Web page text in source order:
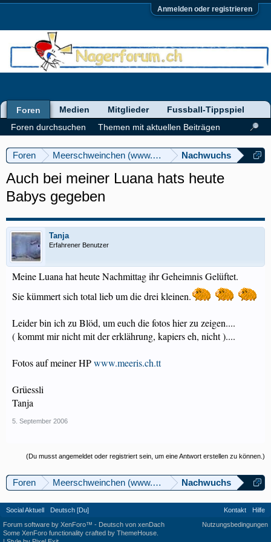
Anmelden oder registrieren
Foren Meerschweinchen (www.meerschweinforum.ch)
Nachwuchs
Auch bei meiner Luana hats heute
Babys gegeben
Tanja
Erfahrener Benutzer
Meine Luana hat heute Nachmittag ihr Geheimnis Gelüftet.
Sie kümmert sich total lieb um die drei kleinen.
Leider bin ich zu Blöd, um euch die fotos hier zu zeigen....
( kommt mir nicht mit der erklährung, kapiers eh, nicht )....
Fotos auf meiner HPwww.meeris.ch.tt
Grüessli
Tanja
5. September 2006
(Du musst angemeldet oder registriert sein, um eine Antwort erstellen zu können.)
Foren Meerschweinchen (www.meerschweinforum.ch)
Nachwuchs
Foren
Foren durchsuchen
Themen mit aktuellen Beiträgen
Medien Mitglieder Fussball-Tippspiel
Social Aktuell Deutsch [Du] Kontakt
Hilfe
Nutzungsbedingungen
Forum software by XenForo™ - Deutsch von xenDach
Some XenForo functionality crafted by ThemeHouse